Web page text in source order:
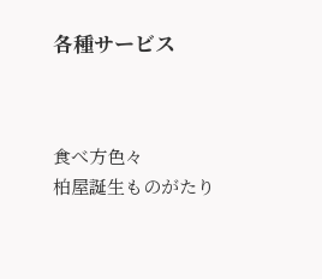
各種サービス
食べ方色々
柏屋誕生ものがたり